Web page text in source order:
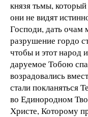
князя тьмы,
они не видят
Господи, дать очам
разрушение гордо
чтобы и этот народ
даруемое Тобою
возрадовались
стали покланяться
во Единородном
Христе, Которому